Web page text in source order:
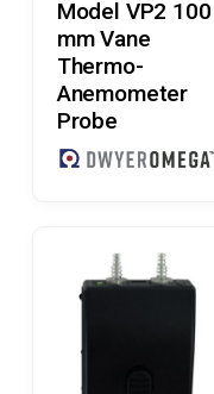
Model VP2 100
mm Vane
Thermo-
Anemometer
Probe